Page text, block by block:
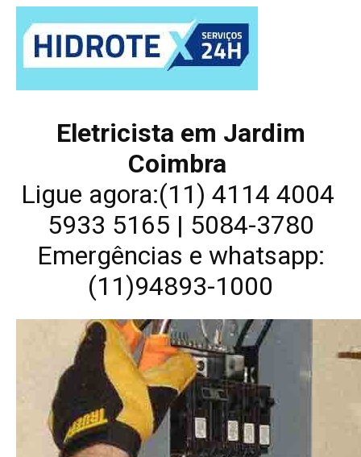
Eletricista em Jardim
Coimbra
Ligue agora:(11) 4114 4004
5933 5165 | 5084-3780
Emergências e whatsapp:
(11)94893-1000